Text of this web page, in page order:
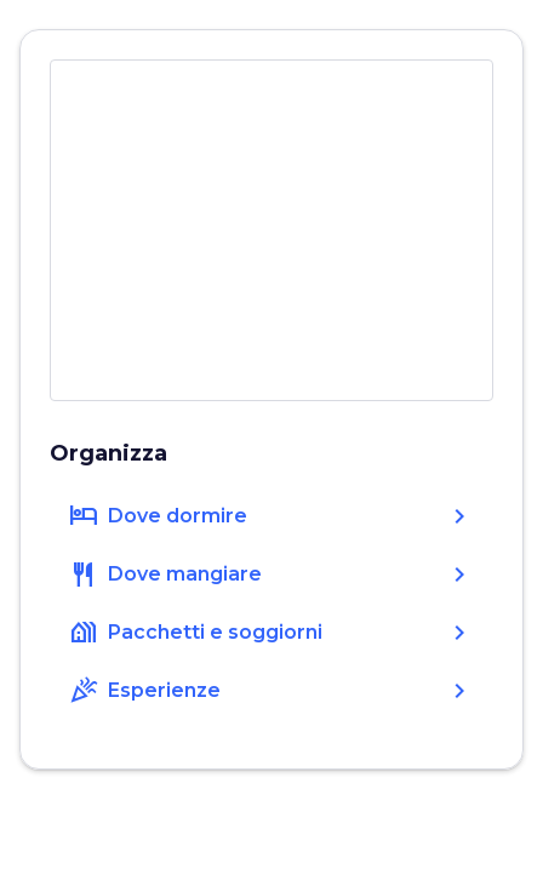
Organizza
hotel Dove dormire chevron_right
restaurant Dove mangiare chevron_right
holiday_village Pacchetti e soggiorni chevron_right
celebration Esperienze chevron_right